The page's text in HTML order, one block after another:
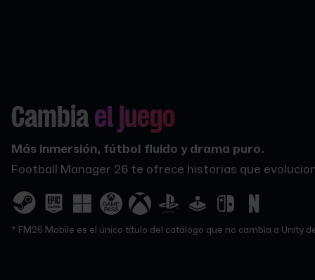
Cambia el juego
Más inmersión, fútbol fluido y drama puro.
Football Manager 26 te ofrece historias que
* FM26 Mobile es el único título del catálogo que no cambia a Unity